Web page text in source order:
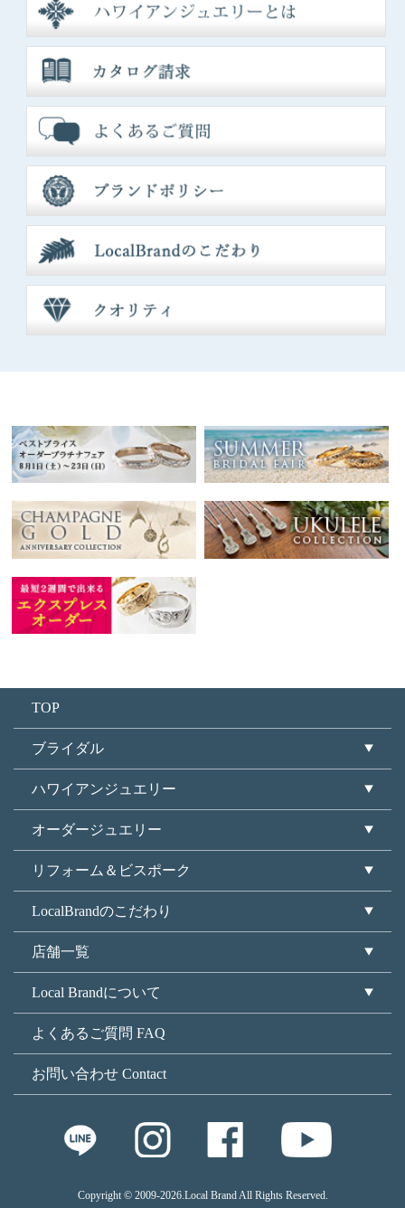
TOP
ブライダル
ハワイアンジュエリー
オーダージュエリー
リフォーム＆ビスポーク
LocalBrandのこだわり
店舗一覧
Local Brandについて
よくあるご質問 FAQ
お問い合わせ Contact
Copyright © 2009-2026.Local Brand All Rights Reserved.